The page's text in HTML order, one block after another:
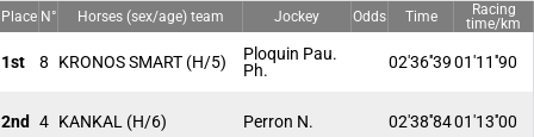
Place N° Horses (sex/age) team Jockey Odds Time
Racing
time/km
1st 8 KRONOS SMART (H/5)
Ploquin Pau.
Ph.
02'36''3901'11''90
2nd 4 KANKAL (H/6) Perron N. 02'38''8401'13''00